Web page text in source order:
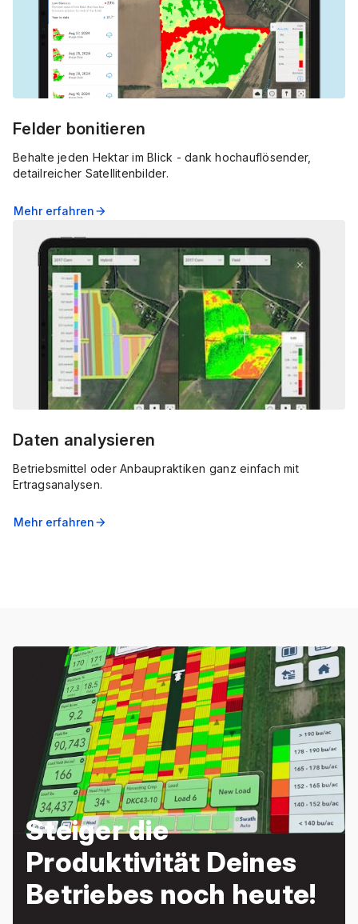
Felder bonitieren
Behalte jeden Hektar im Blick - dank hochauflösender,
detailreicher Satellitenbilder.
Mehr erfahrenarrow_forward
Daten analysieren
Betriebsmittel oder Anbaupraktiken ganz einfach mit
Ertragsanalysen.
Mehr erfahrenarrow_forward
Steiger die
Produktivität Deines
Betriebes noch heute!